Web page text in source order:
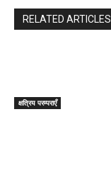
RELATED ARTICLES
क्षत्रिय परम्पराएँ